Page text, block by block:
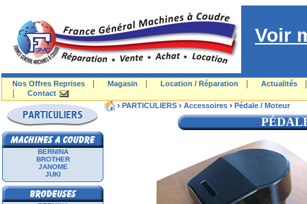
Voir
Nos Offres Reprises Magasin Location / Réparation Actualités
Contact
BERNINA
BROTHER
JANOME
JUKI
› PARTICULIERS › Accessoires › Pédale / Moteur